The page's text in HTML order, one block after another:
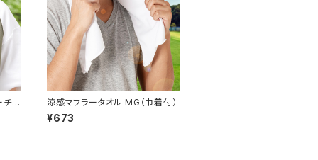
チ
涼感マフラータオル MG（巾着付）
¥673